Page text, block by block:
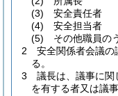
(3)
安全責任者
(4)
安全担当者
(5)
その他職員の
2
安全関係者会議の
る。
3
議長は、議事に関
を有する者又は議